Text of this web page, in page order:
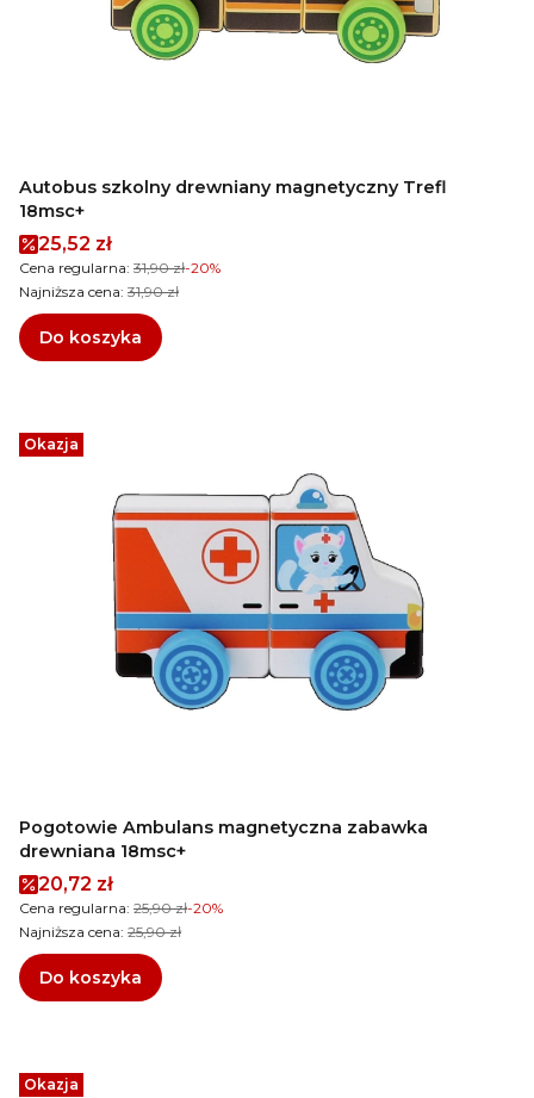
Autobus szkolny drewniany magnetyczny Trefl
18msc+
Cena promocyjna
25,52 zł
Cena regularna: 31,90 zł-20%
Najniższa cena: 31,90 zł
Do koszyka
Okazja
Pogotowie Ambulans magnetyczna zabawka
drewniana 18msc+
Cena promocyjna
20,72 zł
Cena regularna: 25,90 zł-20%
Najniższa cena: 25,90 zł
Do koszyka
Okazja